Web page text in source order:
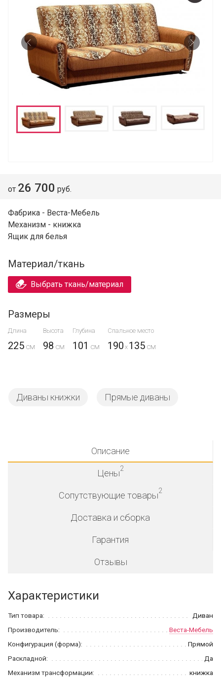
от 26 700 руб.
Фабрика - Веста-Мебель
Механизм - книжка
Ящик для белья
Материал/ткань
Выбрать ткань/материал
Размеры
Длина Высота Глубина Спальное место
225 98 101 190 x 135
Диваны книжки Прямые диваны
Описание
Цены2
Сопутствующие товары2
Доставка и сборка
Гарантия
Отзывы
Характеристики
Тип товара:
Диван
Производитель:
Веста-Мебель
Конфигурация (форма):
Прямой
Раскладной:
Да
Механизм трансформации:
книжка